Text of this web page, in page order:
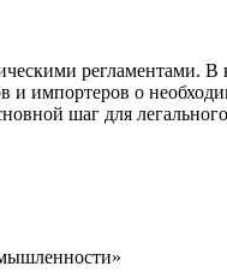
регламентами.
импортеров о
шаг для